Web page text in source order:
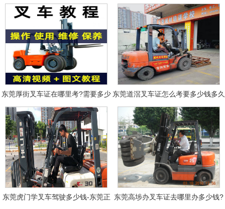
东莞厚街叉车证在哪里考?需要多少
钱?
东莞道滘叉车证怎么考要多少钱多久
拿证
东莞虎门学叉车驾驶多少钱-东莞正 东莞高埗办叉车证去哪里办多少钱?